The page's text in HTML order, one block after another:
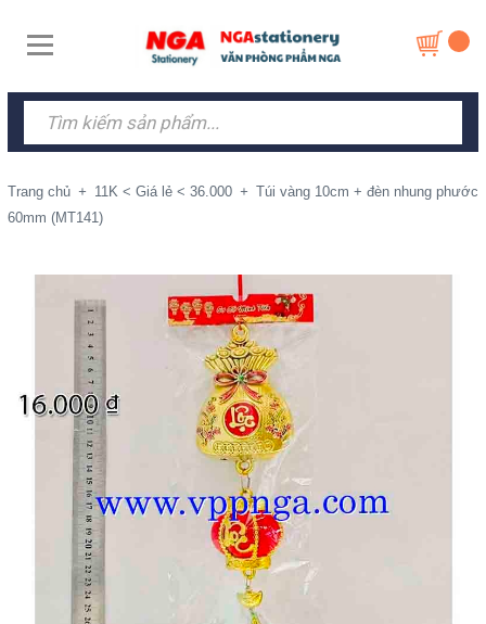
Trang chủ + 11K < Giá lẻ < 36.000 + Túi vàng 10cm + đèn nhung phước
60mm (MT141)